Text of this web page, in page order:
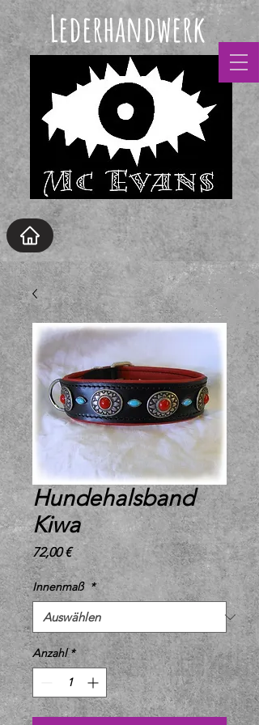
Lederhandwerk
Hundehalsband
Kiwa
72,00 €Preis
Innenmaß *
Anzahl *